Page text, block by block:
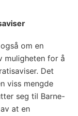
om en
muligheten for å
Det
viss mengde
seg til Barne-
at en